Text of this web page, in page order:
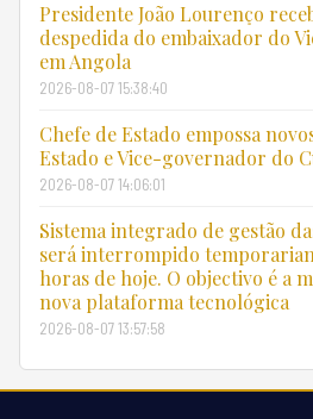
Presidente João Lourenço
despedida do embaixador do
em Angola
2026-08-07 15:38:40
Chefe de Estado empossa
Estado e Vice-governador do
2026-08-07 14:06:01
Sistema integrado de gestão
será interrompido
horas de hoje. O objectivo é a
nova plataforma tecnológica
2026-08-07 13:57:58